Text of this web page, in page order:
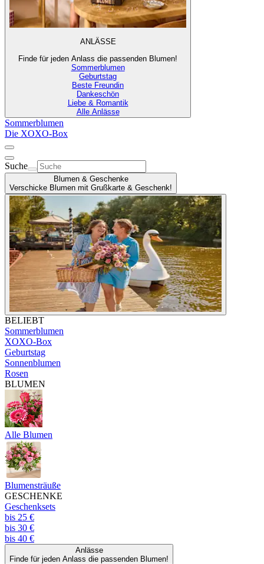
ANLÄSSE
Finde für jeden Anlass die passenden Blumen!
Sommerblumen
Geburtstag
Beste Freundin
Dankeschön
Liebe & Romantik
Alle Anlässe
Sommerblumen
Die XOXO-Box
Suche
Blumen & Geschenke
Verschicke Blumen mit Grußkarte & Geschenk!
BELIEBT
Sommerblumen
XOXO-Box
Geburtstag
Sonnenblumen
Rosen
BLUMEN
Alle Blumen
Blumensträuße
GESCHENKE
Geschenksets
bis 25 €
bis 30 €
bis 40 €
Anlässe
Finde für jeden Anlass die passenden Blumen!